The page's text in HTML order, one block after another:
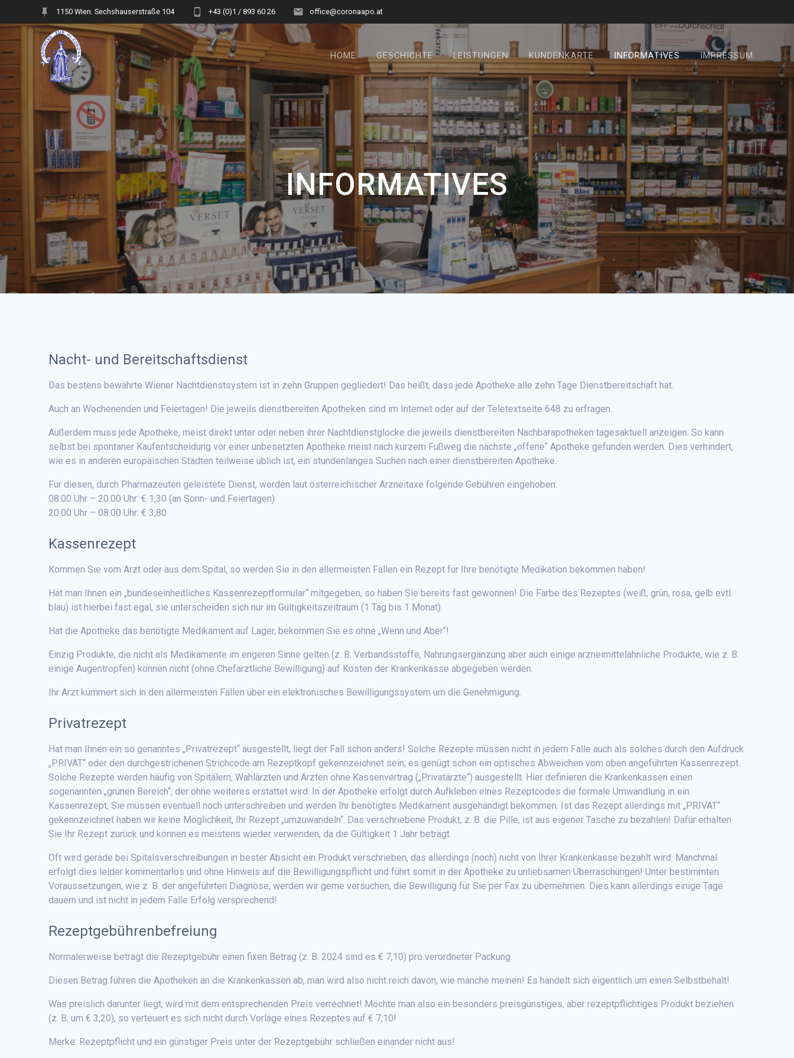
1150 Wien. Sechshauserstraße 104 +43 (0)1 / 893 60 26 office@coronaapo.at
HOME GESCHICHTE LEISTUNGEN KUNDENKARTE INFORMATIVES IMPRESSUM
INFORMATIVES
Nacht- und Bereitschaftsdienst
Das bestens bewährte Wiener Nachtdienstsystem ist in zehn Gruppen gegliedert! Das heißt, dass jede Apotheke alle zehn Tage Dienstbereitschaft hat.
Auch an Wochenenden und Feiertagen! Die jeweils dienstbereiten Apotheken sind im Internet oder auf der Teletextseite 648 zu erfragen.
Außerdem muss jede Apotheke, meist direkt unter oder neben ihrer Nachtdienstglocke die jeweils dienstbereiten Nachbarapotheken tagesaktuell anzeigen. So kann
selbst bei spontaner Kaufentscheidung vor einer unbesetzten Apotheke meist nach kurzem Fußweg die nächste „offene“ Apotheke gefunden werden. Dies verhindert,
wie es in anderen europäischen Städten teilweise üblich ist, ein stundenlanges Suchen nach einer dienstbereiten Apotheke.
Für diesen, durch Pharmazeuten geleistete Dienst, werden laut österreichischer Arzneitaxe folgende Gebühren eingehoben:
08.00 Uhr – 20.00 Uhr: € 1,30 (an Sonn- und Feiertagen)
20.00 Uhr – 08.00 Uhr: € 3,80
Kassenrezept
Kommen Sie vom Arzt oder aus dem Spital, so werden Sie in den allermeisten Fällen ein Rezept für Ihre benötigte Medikation bekommen haben!
Hat man Ihnen ein „bundeseinheitliches Kassenrezeptformular“ mitgegeben, so haben Sie bereits fast gewonnen! Die Farbe des Rezeptes (weiß, grün, rosa, gelb evtl.
blau) ist hierbei fast egal, sie unterscheiden sich nur im Gültigkeitszeitraum (1 Tag bis 1 Monat).
Hat die Apotheke das benötigte Medikament auf Lager, bekommen Sie es ohne „Wenn und Aber“!
Einzig Produkte, die nicht als Medikamente im engeren Sinne gelten (z. B. Verbandsstoffe, Nahrungsergänzung aber auch einige arzneimittelähnliche Produkte, wie z. B.
einige Augentropfen) können nicht (ohne Chefärztliche Bewilligung) auf Kosten der Krankenkasse abgegeben werden.
Ihr Arzt kümmert sich in den allermeisten Fällen über ein elektronisches Bewilligungssystem um die Genehmigung.
Privatrezept
Hat man Ihnen ein so genanntes „Privatrezept“ ausgestellt, liegt der Fall schon anders! Solche Rezepte müssen nicht in jedem Falle auch als solches durch den Aufdruck
„PRIVAT“ oder den durchgestrichenen Strichcode am Rezeptkopf gekennzeichnet sein, es genügt schon ein optisches Abweichen vom oben angeführten Kassenrezept.
Solche Rezepte werden häufig von Spitälern, Wahlärzten und Ärzten ohne Kassenvertrag („Privatärzte“) ausgestellt. Hier definieren die Krankenkassen einen
sogenannten „grünen Bereich“, der ohne weiteres erstattet wird. In der Apotheke erfolgt durch Aufkleben eines Rezeptcodes die formale Umwandlung in ein
Kassenrezept, Sie müssen eventuell noch unterschreiben und werden Ihr benötigtes Medikament ausgehändigt bekommen. Ist das Rezept allerdings mit „PRIVAT“
gekennzeichnet haben wir keine Möglichkeit, Ihr Rezept „umzuwandeln“. Das verschriebene Produkt, z. B. die Pille, ist aus eigener Tasche zu bezahlen! Dafür erhalten
Sie Ihr Rezept zurück und können es meistens wieder verwenden, da die Gültigkeit 1 Jahr beträgt.
Oft wird gerade bei Spitalsverschreibungen in bester Absicht ein Produkt verschrieben, das allerdings (noch) nicht von Ihrer Krankenkasse bezahlt wird. Manchmal
erfolgt dies leider kommentarlos und ohne Hinweis auf die Bewilligungspflicht und führt somit in der Apotheke zu unliebsamen Überraschungen! Unter bestimmten
Voraussetzungen, wie z. B. der angeführten Diagnose, werden wir gerne versuchen, die Bewilligung für Sie per Fax zu übernehmen. Dies kann allerdings einige Tage
dauern und ist nicht in jedem Falle Erfolg versprechend!
Rezeptgebührenbefreiung
Normalerweise beträgt die Rezeptgebühr einen fixen Betrag (z. B. 2024 sind es € 7,10) pro verordneter Packung.
Diesen Betrag führen die Apotheken an die Krankenkassen ab, man wird also nicht reich davon, wie manche meinen! Es handelt sich eigentlich um einen Selbstbehalt!
Was preislich darunter liegt, wird mit dem entsprechenden Preis verrechnet! Möchte man also ein besonders preisgünstiges, aber rezeptpflichtiges Produkt beziehen
(z. B. um € 3,20), so verteuert es sich nicht durch Vorlage eines Rezeptes auf € 7,10!
Merke: Rezeptpflicht und ein günstiger Preis unter der Rezeptgebühr schließen einander nicht aus!